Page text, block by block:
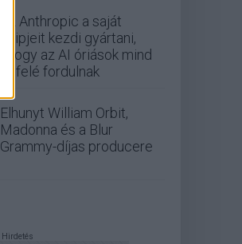
Az Anthropic a saját
chipjeit kezdi gyártani,
ahogy az AI óriások mind
befelé fordulnak
Elhunyt William Orbit,
Madonna és a Blur
Grammy-díjas producere
Hirdetés